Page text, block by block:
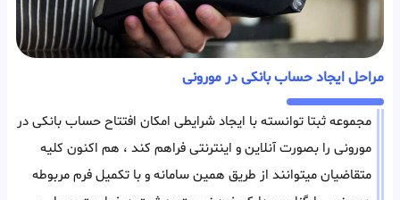
مراحل ایجاد حساب بانکی در مورونی
مجموعه ثبتا توانسته با ایجاد شرایطی امکان افتتاح حساب بانکی در
مورونی را بصورت آنلاین و اینترنتی فراهم کند ، هم اکنون کلیه
متقاضیان میتوانند از طریق همین سامانه و با تکمیل فرم مربوطه